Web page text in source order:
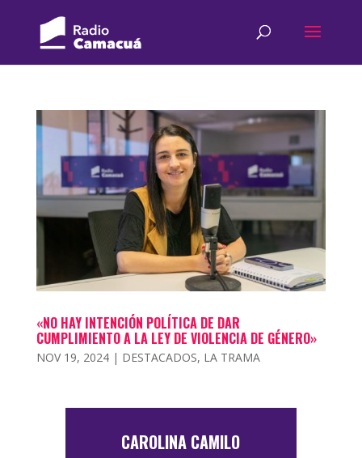
«NO HAY INTENCIÓN POLÍTICA DE DAR
CUMPLIMIENTO A LA LEY DE VIOLENCIA DE GÉNERO»
NOV 19, 2024| DESTACADOS, LA TRAMA
CAROLINA CAMILO